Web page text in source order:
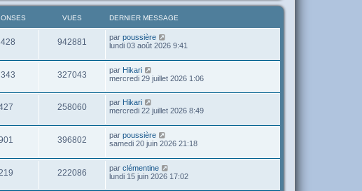
VUES DERNIER MESSAGE
942881 par poussière
lundi 03 août 2026 9:41
327043 par Hikari
mercredi 29 juillet 2026 1:06
258060 par Hikari
mercredi 22 juillet 2026 8:49
396802 par poussière
samedi 20 juin 2026 21:18
219 222086 par clémentine
lundi 15 juin 2026 17:02